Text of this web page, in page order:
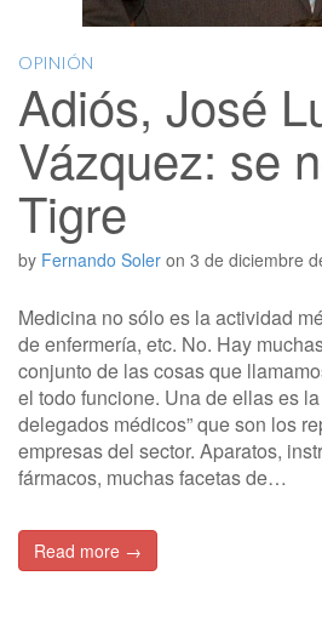
OPINIÓN
Adiós, José
Vázquez: se
Tigre
by Fernando Soler on 3 de diciembre
Medicina no sólo es la actividad
de enfermería, etc. No. Hay
conjunto de las cosas que
el todo funcione. Una de ellas es
delegados médicos” que son los
empresas del sector. Aparatos,
fármacos, muchas facetas de…
Read more →